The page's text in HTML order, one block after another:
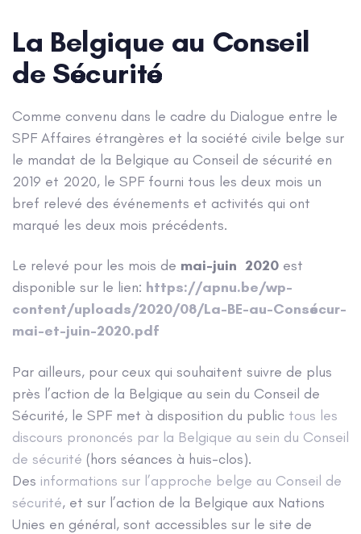
La Belgique au Conseil
de Sécurité
Comme convenu dans le cadre du Dialogue entre le
SPF Affaires étrangères et la société civile belge sur
le mandat de la Belgique au Conseil de sécurité en
2019 et 2020, le SPF fourni tous les deux mois un
bref relevé des événements et activités qui ont
marqué les deux mois précédents.
Le relevé pour les mois de mai-juin 2020 est
disponible sur le lien: https://apnu.be/wp-
content/uploads/2020/08/La-BE-au-Consécur-
mai-et-juin-2020.pdf
Par ailleurs, pour ceux qui souhaitent suivre de plus
près l’action de la Belgique au sein du Conseil de
Sécurité, le SPF met à disposition du public tous les
discours prononcés par la Belgique au sein du Conseil
de sécurité (hors séances à huis-clos).
Des informations sur l’approche belge au Conseil de
sécurité, et sur l’action de la Belgique aux Nations
Unies en général, sont accessibles sur le site de